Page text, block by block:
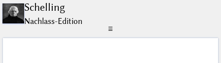
Schelling
Nachlass-Edition
☰